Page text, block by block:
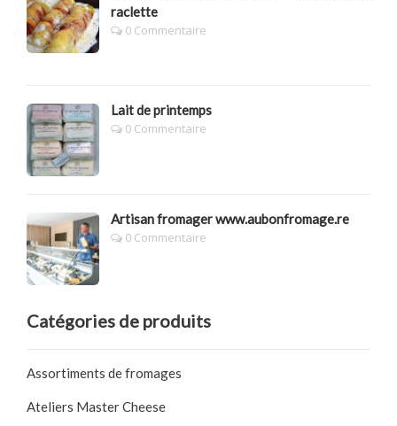
raclette
0 Commentaire
Lait de printemps
0 Commentaire
Artisan fromager www.aubonfromage.re
0 Commentaire
Catégories de produits
Assortiments de fromages
Ateliers Master Cheese